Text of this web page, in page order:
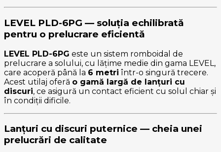
LEVEL PLD-6PG — soluția echilibrată
pentru o prelucrare eficientă
LEVEL PLD-6PG este un sistem romboidal de
prelucrare a solului, cu lățime medie din gama LEVEL,
care acoperă până la 6 metri într-o singură trecere.
Acest utilaj oferă o gamă largă de lanțuri cu
discuri, ce asigură un contact eficient cu solul chiar și
în condiții dificile.
Lanțuri cu discuri puternice — cheia unei
prelucrări de calitate